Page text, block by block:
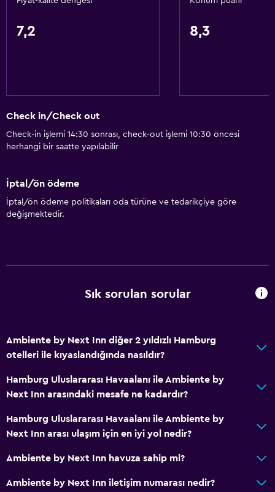
Tuvalet kağıdı
Medya ve eğlence
Yatak Odası
Yatak yanında priz
Gardırop veya dolap
Hizmetler ve kolaylıklar
Hızlı çıkış
Ortak alanlarda CCTV
7,2 8,3
Check in/Check out
Check-in işlemi 14:30 sonrası, check-out işlemi 10:30 öncesi
herhangi bir saatte yapılabilir
İptal/ön ödeme
İptal/ön ödeme politikaları oda türüne ve tedarikçiye göre
değişmektedir.
Sık sorulan sorular
Ambiente by Next Inn diğer 2 yıldızlı Hamburg
otelleri ile kıyaslandığında nasıldır?
Hamburg Uluslararası Havaalanı ile Ambiente by
Next Inn arasındaki mesafe ne kadardır?
Hamburg Uluslararası Havaalanı ile Ambiente by
Next Inn arası ulaşım için en iyi yol nedir?
Ambiente by Next Inn havuza sahip mi?
Ambiente by Next Inn iletişim numarası nedir?